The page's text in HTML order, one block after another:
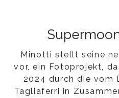
Minotti stellt seine
vor, ein Fotoprojekt,
2024 durch die vom
Tagliaferri in